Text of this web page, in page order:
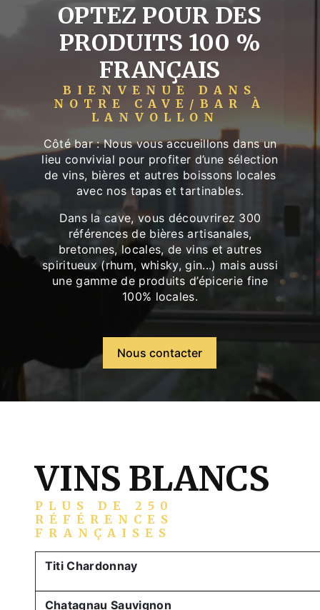
OPTEZ POUR DES
PRODUITS 100 %
FRANÇAIS
BIENVENUE DANS
NOTRE CAVE/BAR À
LANVOLLON
Côté bar : Nous vous accueillons dans un
lieu convivial pour profiter d’une sélection
de vins, bières et autres boissons locales
avec nos tapas et tartinables.
Dans la cave, vous découvrirez 300
références de bières artisanales,
bretonnes, locales, de vins et autres
spiritueux (rhum, whisky, gin...) mais aussi
une gamme de produits d’épicerie fine
100% locales.
Nous contacter
VINS BLANCS
PLUS DE 250
RÉFÉRENCES
FRANÇAISES
Titi Chardonnay
Chatagnau Sauvignon